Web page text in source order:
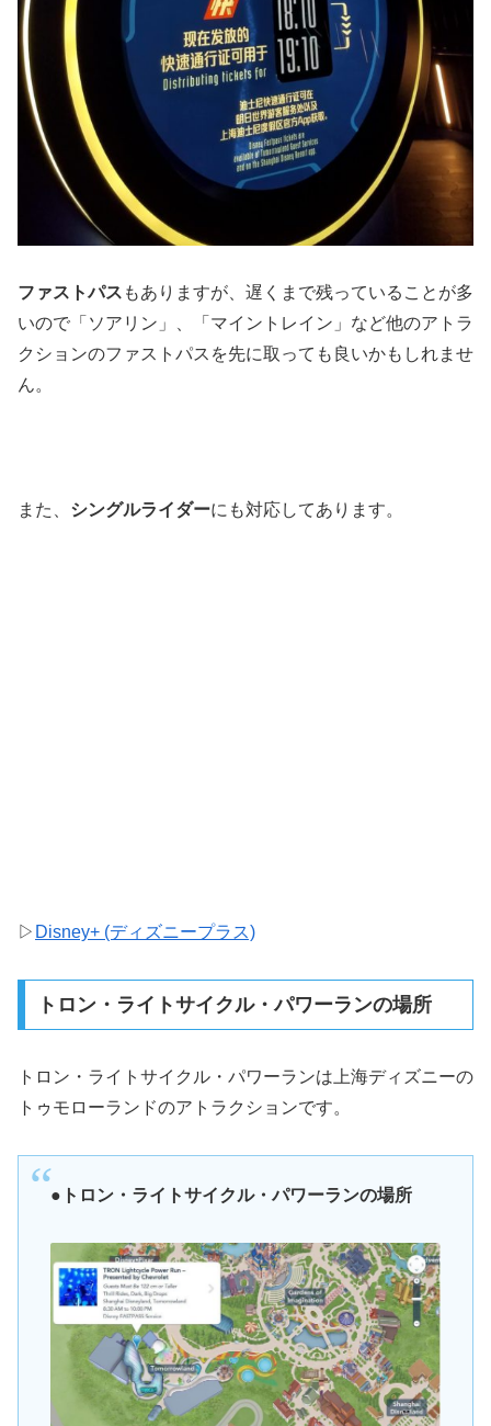
ファストパス もありますが、遅くまで残っていることが多
いので「ソアリン」、「マイントレイン」など他のアトラ
クションのファストパスを先に取っても良いかもしれませ
ん。
また、 シングルライダーにも対応してあります。
▷ Disney+ (ディズニープラス)
トロン・ライトサイクル・パワーランの場所
トロン・ライトサイクル・パワーランは上海ディズニーの
トゥモローランドのアトラクションです。
● トロン・ライトサイクル・パワーランの場所